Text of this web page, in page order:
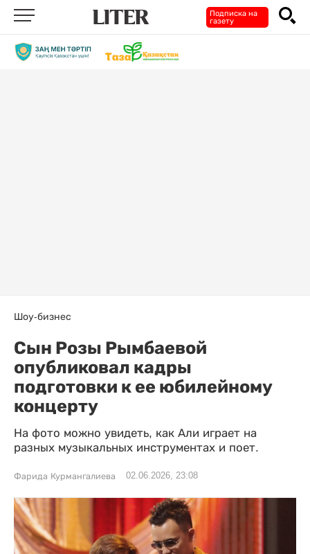
Подписка на
газету
Шоу-бизнес
Сын Розы Рымбаевой
опубликовал кадры
подготовки к ее юбилейному
концерту
На фото можно увидеть, как Али играет на
разных музыкальных инструментах и поет.
Фарида Курмангалиева 02.06.2026, 23:08